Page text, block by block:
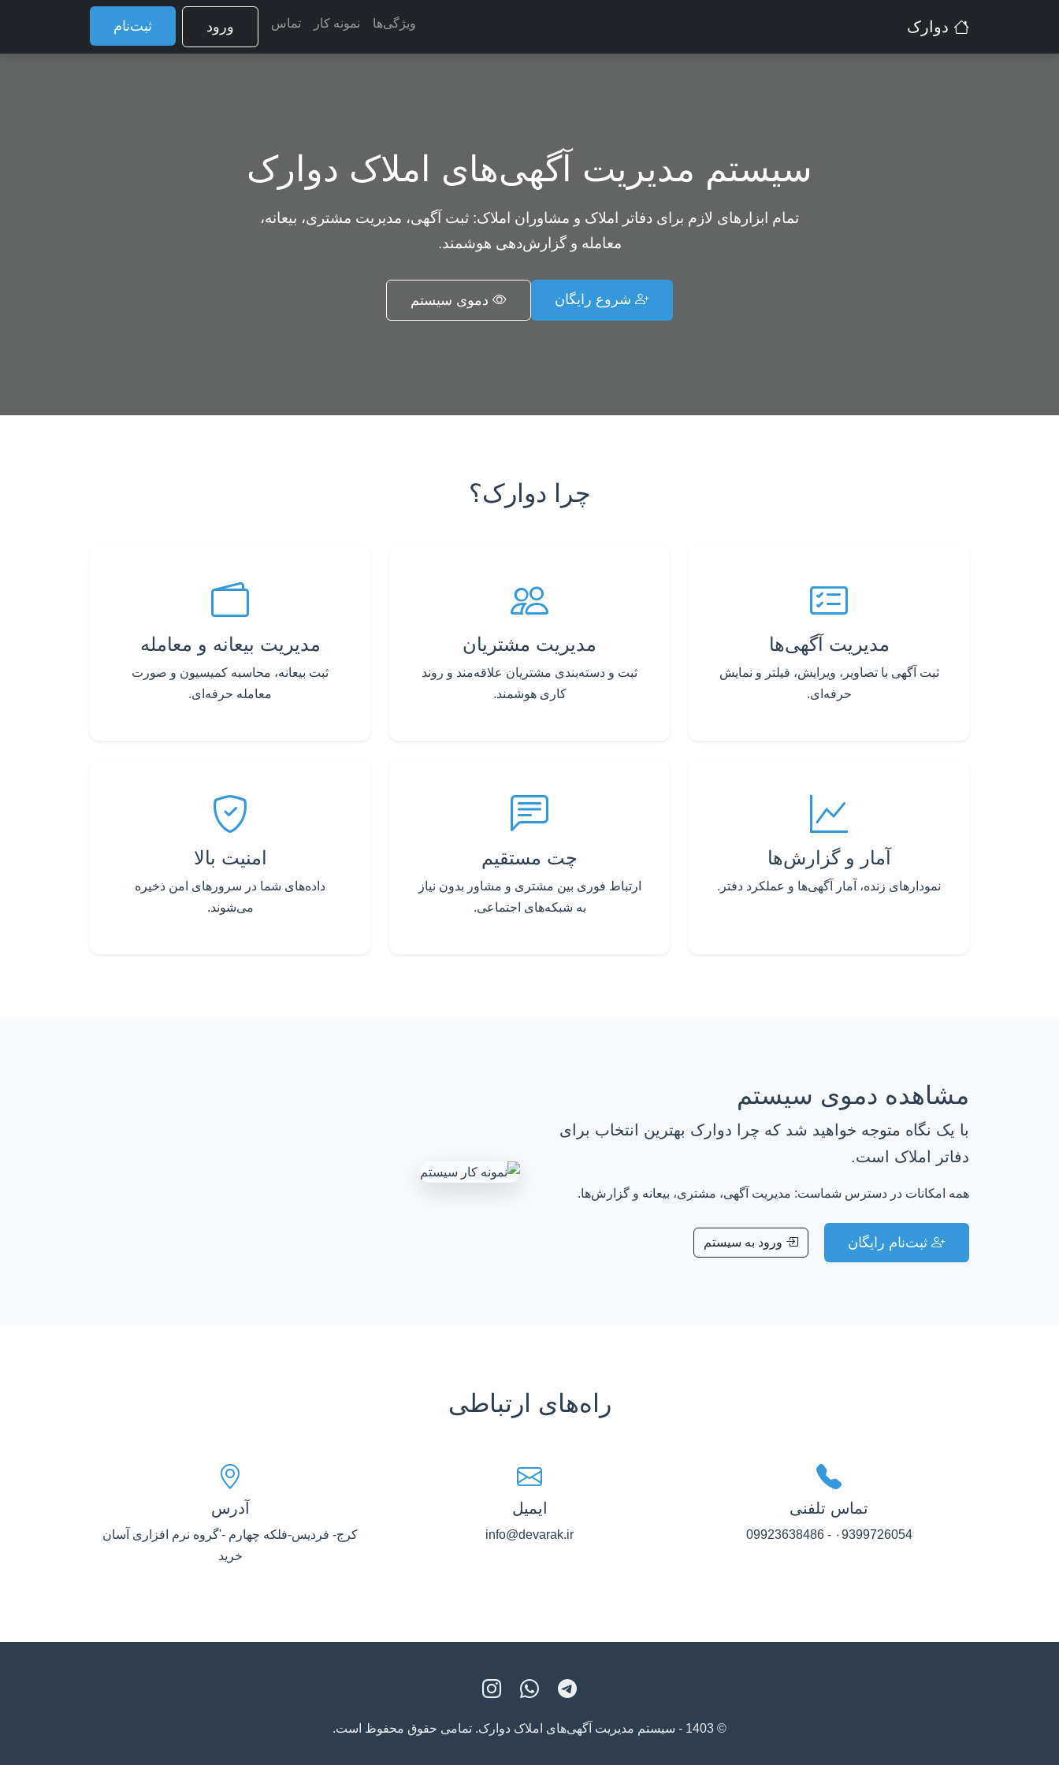
دوارک ویژگی‌ها نمونه کار تماس ورود ثبت‌نام
سیستم مدیریت آگهی‌های املاک دوارک
تمام ابزارهای لازم برای دفاتر املاک و مشاوران املاک: ثبت آگهی، مدیریت مشتری، بیعانه،
معامله و گزارش‌دهی هوشمند.
شروع رایگان دموی سیستم
چرا دوارک؟
مدیریت آگهی‌ها
ثبت آگهی با تصاویر، ویرایش، فیلتر و نمایش
حرفه‌ای.
مدیریت مشتریان
ثبت و دسته‌بندی مشتریان علاقه‌مند و روند
کاری هوشمند.
مدیریت بیعانه و معامله
ثبت بیعانه، محاسبه کمیسیون و صورت
معامله حرفه‌ای.
آمار و گزارش‌ها
نمودارهای زنده، آمار آگهی‌ها و عملکرد دفتر.
چت مستقیم
ارتباط فوری بین مشتری و مشاور بدون نیاز
به شبکه‌های اجتماعی.
امنیت بالا
داده‌های شما در سرورهای امن ذخیره
می‌شوند.
مشاهده دموی سیستم
با یک نگاه متوجه خواهید شد که چرا دوارک بهترین انتخاب برای
دفاتر املاک است.
همه امکانات در دسترس شماست: مدیریت آگهی، مشتری، بیعانه و گزارش‌ها.
ثبت‌نام رایگان ورود به سیستم
راه‌های ارتباطی
تماس تلفنی
۰9399726054 - 09923638486
ایمیل
info@devarak.ir
آدرس
کرج- فردیس-فلکه چهارم -'گروه نرم افزاری آسان
خرید
© 1403 - سیستم مدیریت آگهی‌های املاک دوارک. تمامی حقوق محفوظ است.